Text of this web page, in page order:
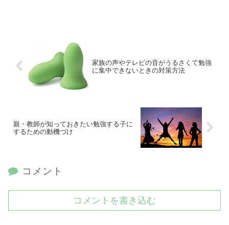
家族の声やテレビの音がうるさくて勉強
に集中できないときの対策方法
親・教師が知っておきたい勉強する子に
するための動機づけ
コメント
コメントを書き込む